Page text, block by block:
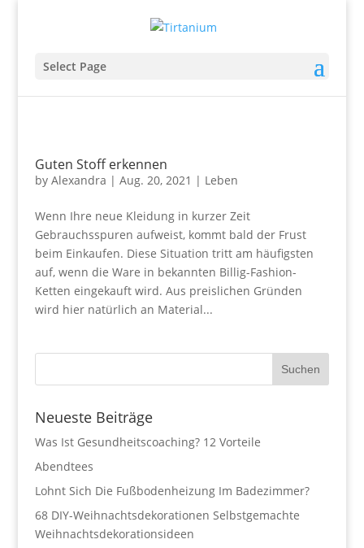
Select Page
Guten Stoff erkennen
by Alexandra | Aug. 20, 2021 | Leben
Wenn Ihre neue Kleidung in kurzer Zeit
Gebrauchsspuren aufweist, kommt bald der Frust
beim Einkaufen. Diese Situation tritt am häufigsten
auf, wenn die Ware in bekannten Billig-Fashion-
Ketten eingekauft wird. Aus preislichen Gründen
wird hier natürlich an Material...
Neueste Beiträge
Was Ist Gesundheitscoaching? 12 Vorteile
Abendtees
Lohnt Sich Die Fußbodenheizung Im Badezimmer?
68 DIY-Weihnachtsdekorationen Selbstgemachte
Weihnachtsdekorationsideen